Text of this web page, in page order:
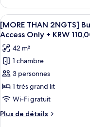
Double
(The
Executive
Lounge
Access
Excluded)
(Indoor
Pool
Access
Only)
[SUITE
TI]
Superior
Suite
(The
Executive
Lounge
Access
Excluded)
Pool
Access
Only)
Afficher
toutes
les
photos
pour
ce
type
de
chambre :
[MORE
4
[MORE THAN 2NGTS]
Access Only + KRW
42 m²
1 chambre
3 personnes
1 très grand lit
Wi-Fi gratuit
Plus de détails
Plus